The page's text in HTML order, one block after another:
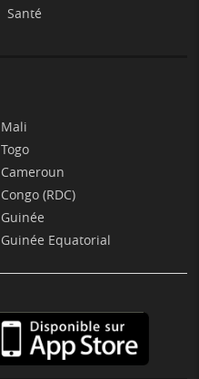
Santé
Mali
Togo
Cameroun
Congo (RDC)
Guinée
Guinée Equatorial